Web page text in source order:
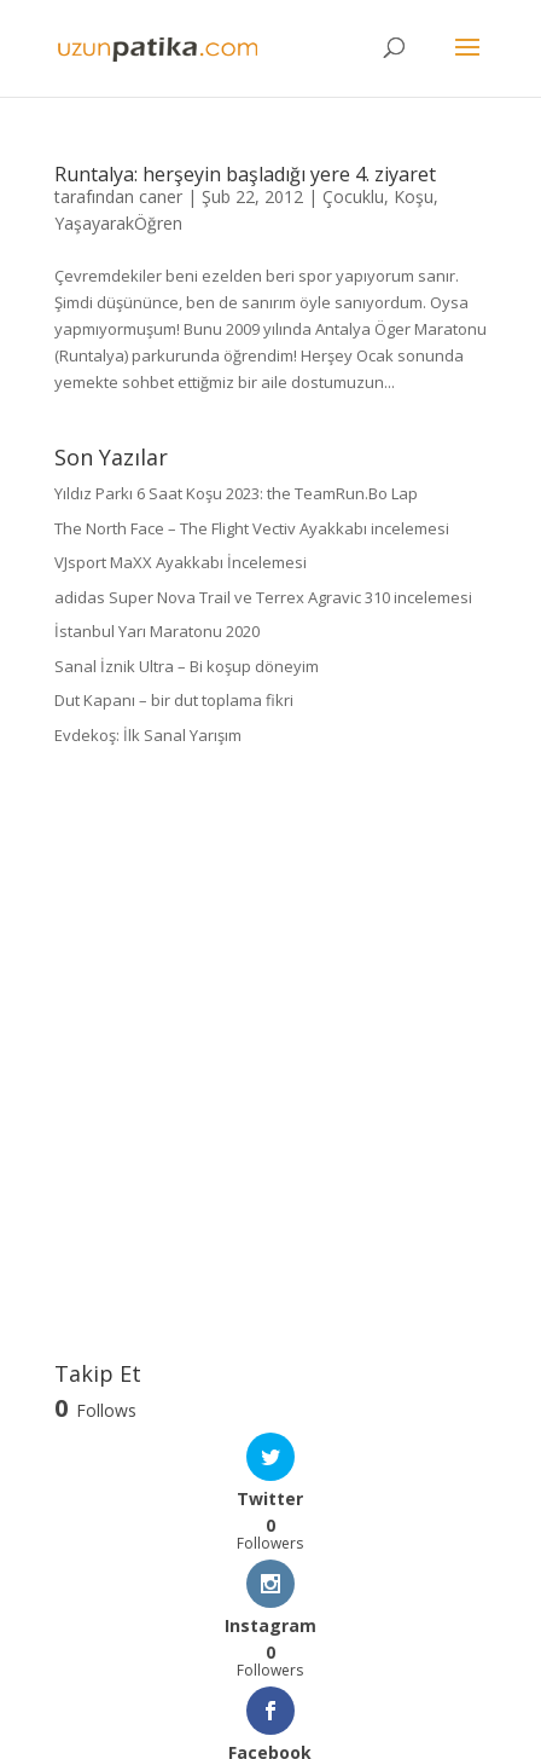
Runtalya: herşeyin başladığı yere 4. ziyaret
tarafından caner| Şub 22, 2012| Çocuklu, Koşu,
YaşayarakÖğren
Çevremdekiler beni ezelden beri spor yapıyorum sanır.
Şimdi düşününce, ben de sanırım öyle sanıyordum. Oysa
yapmıyormuşum! Bunu 2009 yılında Antalya Öger Maratonu
(Runtalya) parkurunda öğrendim! Herşey Ocak sonunda
yemekte sohbet ettiğmiz bir aile dostumuzun...
Son Yazılar
Yıldız Parkı 6 Saat Koşu 2023: the TeamRun.Bo Lap
The North Face – The Flight Vectiv Ayakkabı incelemesi
VJsport MaXX Ayakkabı İncelemesi
adidas Super Nova Trail ve Terrex Agravic 310 incelemesi
İstanbul Yarı Maratonu 2020
Sanal İznik Ultra – Bi koşup döneyim
Dut Kapanı – bir dut toplama fikri
Evdekoş: İlk Sanal Yarışım
Takip Et
0 Follows
Twitter
0
Followers
Instagram
0
Followers
Facebook